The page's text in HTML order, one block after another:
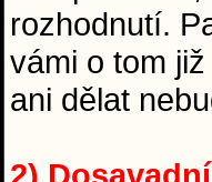
rozhodnutí.
vámi o tom
ani dělat